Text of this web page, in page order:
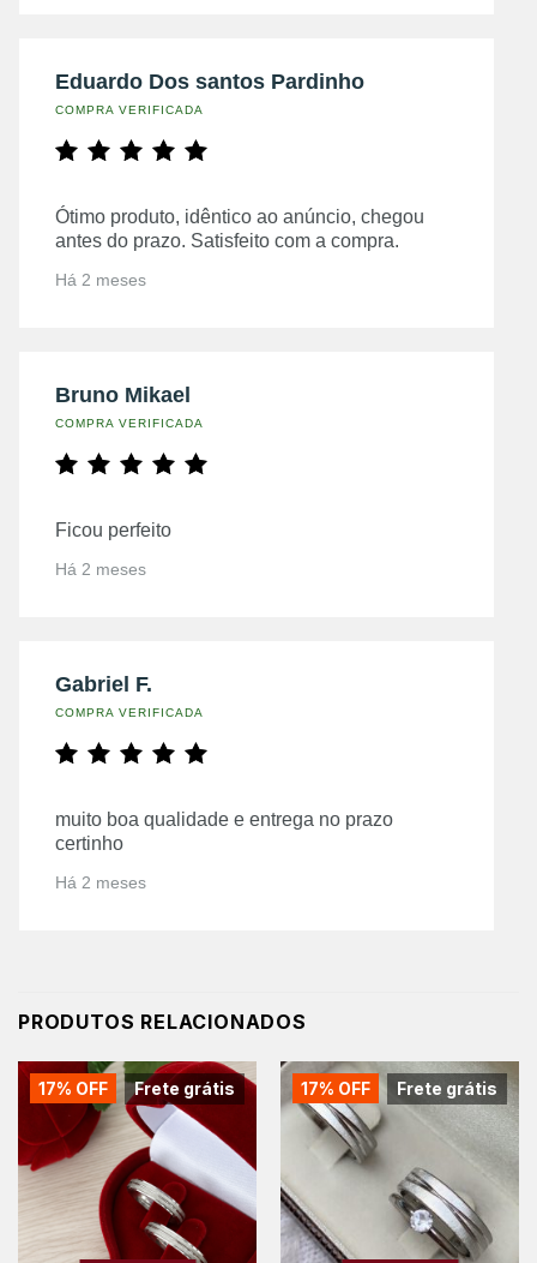
Eduardo Dos santos Pardinho
COMPRA VERIFICADA
Ótimo produto, idêntico ao anúncio, chegou
antes do prazo. Satisfeito com a compra.
Há 2 meses
Bruno Mikael
COMPRA VERIFICADA
Ficou perfeito
Há 2 meses
Gabriel F.
COMPRA VERIFICADA
muito boa qualidade e entrega no prazo
certinho
Há 2 meses
PRODUTOS RELACIONADOS
Frete grátis
17% OFF Frete grátis
17% OFF